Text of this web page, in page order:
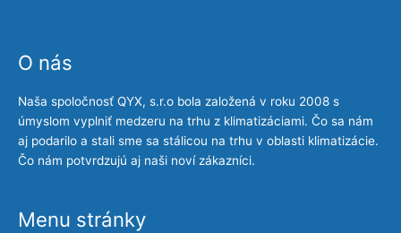
O nás
Naša spoločnosť QYX, s.r.o bola založená v roku 2008 s
úmyslom vyplniť medzeru na trhu z klimatizáciami. Čo sa nám
aj podarilo a stali sme sa stálicou na trhu v oblasti klimatizácie.
Čo nám potvrdzujú aj naši noví zákazníci.
Menu stránky